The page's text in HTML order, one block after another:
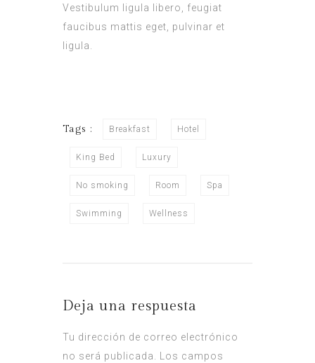
Vestibulum ligula libero, feugiat
faucibus mattis eget, pulvinar et
ligula.
Tags : Breakfast Hotel
King Bed Luxury
No smoking Room Spa
Swimming Wellness
Deja una respuesta
Tu dirección de correo electrónico
no será publicada.
Los campos